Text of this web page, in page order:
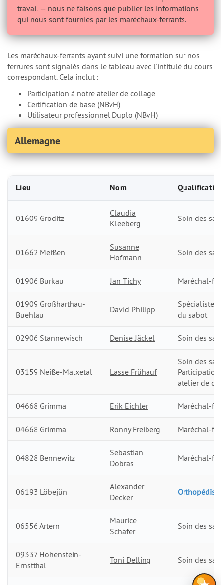
travail — nous ne faisons que publier les informations
qui nous sont fournies par les maréchaux-ferrants.
Les maréchaux-ferrants ayant suivi une formation sur nos
ferrures sont signalés dans le tableau avec l'intitulé du cours
correspondant. Cela inclut :
Participation à notre atelier de collage
Certification de base (NBvH)
Utilisateur professionnel Duplo (NBvH)
Allemagne
Liste des maréchaux-ferrants et des pareurs en Allemagne
Lieu Nom
01609 Gröditz
Claudia
Kleeberg
Soin des
01662 Meißen
Susanne
Hofmann
Soin des
01906 Burkau Jan Tichy Maréchal-
01909 Großharthau-
Buehlau
David Philipp
Spécialiste
du sabot
02906 Stannewisch Denise Jäckel Soin des
03159 Neiße-Malxetal Lasse Frühauf
Soin des
atelier de
04668 Grimma Erik Eichler Maréchal-
04668 Grimma Ronny Freiberg Maréchal-
04828 Bennewitz
Sebastian
Dobras
Maréchal-
06193 Löbejün
Alexander
Decker
06556 Artern
Maurice
Schäfer
Soin des
09337 Hohenstein-
Ernstthal
Toni Delling Soin des